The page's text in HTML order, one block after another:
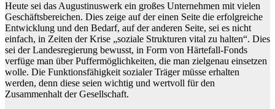
Heute sei das Augustinuswerk ein großes Unternehmen mit vielen
Geschäftsbereichen. Dies zeige auf der einen Seite die erfolgreiche
Entwicklung und den Bedarf, auf der anderen Seite, sei es nicht
einfach, in Zeiten der Krise „soziale Strukturen vital zu halten“. Dies
sei der Landesregierung bewusst, in Form von Härtefall-Fonds
verfüge man über Puffermöglichkeiten, die man zielgenau einsetzen
wolle. Die Funktionsfähigkeit sozialer Träger müsse erhalten
werden, denn diese seien wichtig und wertvoll für den
Zusammenhalt der Gesellschaft.